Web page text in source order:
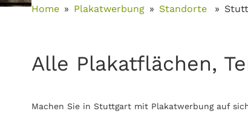
Home Plakatwerbung Standorte
Alle Plakatflächen,
Machen Sie in Stuttgart mit Plakatwerbung auf